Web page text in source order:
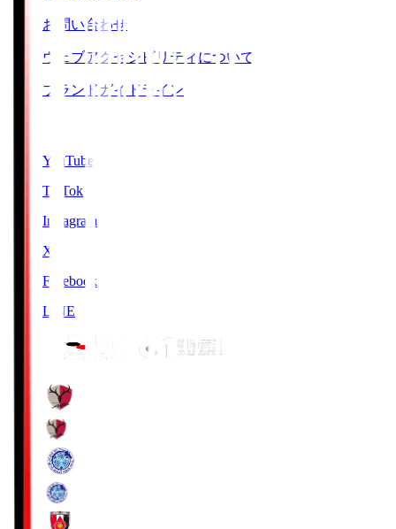
お問い合わせ
ウェブアクセシビリティについて
ブランドガイドライン
YouTube
TikTok
Instagram
X
Facebook
LINE